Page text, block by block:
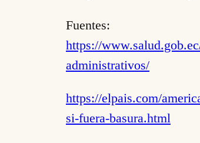
Fuentes:
https://
administrativos/
https://elpais.com/
si-fuera-basura.html